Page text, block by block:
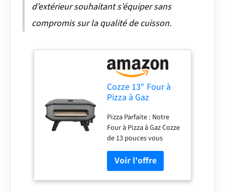
d’extérieur souhaitant s’équiper sans
compromis sur la qualité de cuisson.
Cozze 13" Four à
Pizza à Gaz
Thermomètre
Intégré - Cuisson
Parfaite, Black
Pizza Parfaite : Notre
Four à Pizza à Gaz Cozze
de 13 pouces vous
assure une pizza
parfaitement
croustillante en
quelques minutes.